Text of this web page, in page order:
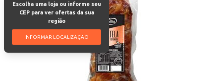
Escolha uma loja ou informe seu
CEP para ver ofertas da sua
região
INFORMAR LOCALIZAÇÃO